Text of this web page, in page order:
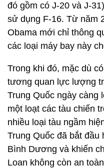
đó gồm có J-20 và J-
sử dụng F-16. Từ năm
Obama mới chỉ thông
các loại máy bay này
Trong khi đó, mặc dù
tương quan lực lượng
Trung Quốc ngày càng
một loạt các tàu chiến
nhiều loại tàu ngầm
Trung Quốc đã bắt đầu
Bình Dương và khiến
Loan không còn an